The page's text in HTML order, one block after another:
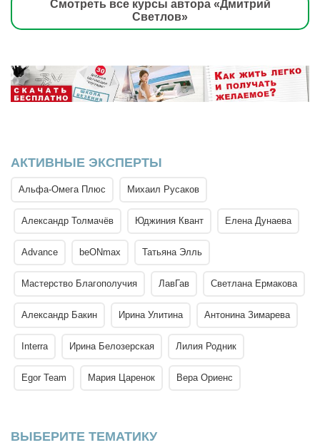
Смотреть все курсы автора «Дмитрий
Светлов»
АКТИВНЫЕ ЭКСПЕРТЫ
Альфа-Омега Плюс Михаил Русаков
Александр Толмачёв Юджиния Квант Елена Дунаева
Advance beONmax Татьяна Элль
Мастерство Благополучия ЛавГав Светлана Ермакова
Александр Бакин Ирина Улитина Антонина Зимарева
Interra Ирина Белозерская Лилия Родник
Egor Team Мария Царенок Вера Ориенс
ВЫБЕРИТЕ ТЕМАТИКУ